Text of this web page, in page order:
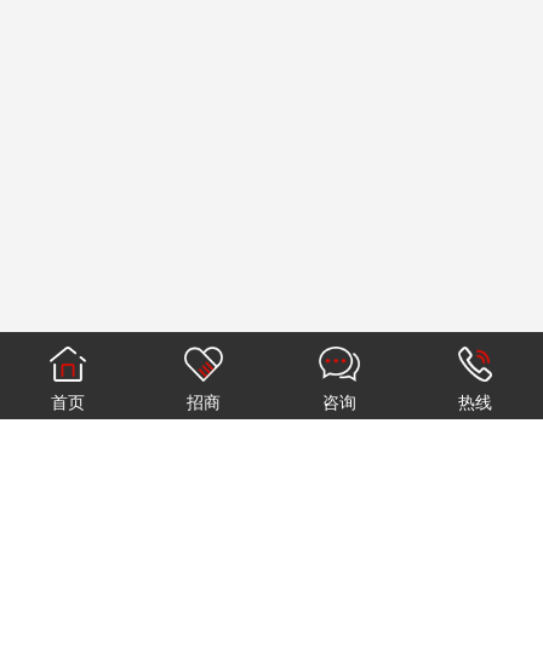
首页 招商 咨询 热线